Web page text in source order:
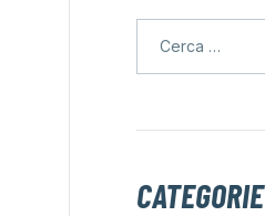
CATEGORIE